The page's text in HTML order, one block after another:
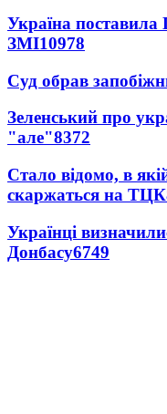
Україна
ЗМІ10978
Суд обрав
Зеленський про
"але"8372
Стало відомо, в
скаржаться на ТЦК
Українці
Донбасу6749